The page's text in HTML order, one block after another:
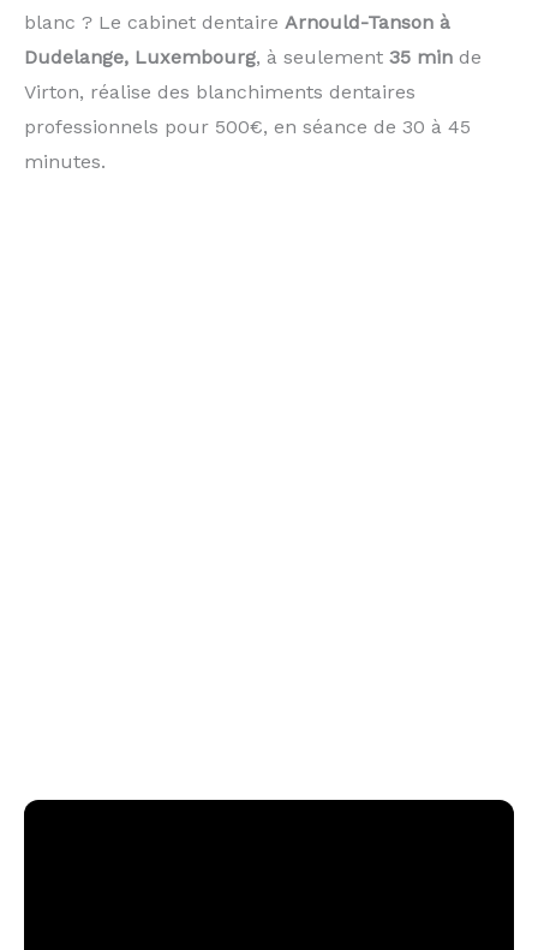
blanc ? Le cabinet dentaire Arnould-Tanson à
Dudelange, Luxembourg, à seulement 35 min de
Virton, réalise des blanchiments dentaires
professionnels pour 500€, en séance de 30 à 45
minutes.